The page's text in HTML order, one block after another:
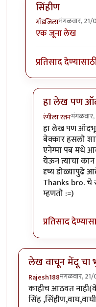
सिंहीण
गॉडजिलामंगळवार, 21/
In reply toसर्वांचे
एक जूना लेख
प्रतिसाद
हा लेख पण
रंगीला रतन
In reply to
हा लेख पण
बेक्कार हसलो
एनेग्मा पब मधे
येऊन त्याचा
दृष्य डोळ्यापुढे
Thanks bro.
म्हणतो :=)
प्रतिसाद
लेख वाचून मेंदू चा
Rajesh188मंगळवार,
काहीच आठवत
सिंह